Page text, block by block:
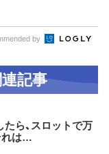
by
記事
たら、スロットで万
れは…